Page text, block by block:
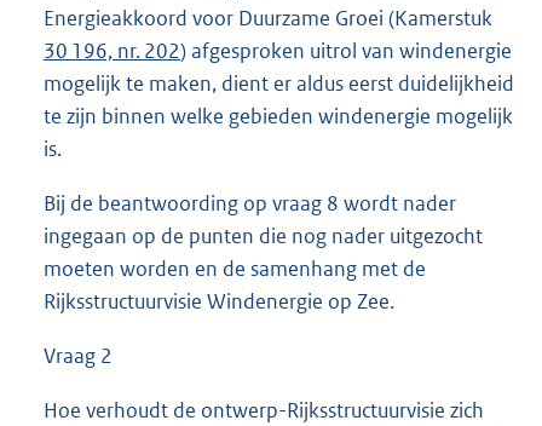
Energieakkoord voor Duurzame Groei (Kamerstuk
30 196, nr. 202) afgesproken uitrol van windenergie
mogelijk te maken, dient er aldus eerst duidelijkheid
te zijn binnen welke gebieden windenergie mogelijk
is.
Bij de beantwoording op vraag 8 wordt nader
ingegaan op de punten die nog nader uitgezocht
moeten worden en de samenhang met de
Rijksstructuurvisie Windenergie op Zee.
Vraag 2
Hoe verhoudt de ontwerp-Rijksstructuurvisie zich